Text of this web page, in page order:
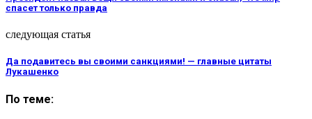
спасет только правда
следующая статья
Да подавитесь вы своими санкциями! — главные цитаты
Лукашенко
По теме: